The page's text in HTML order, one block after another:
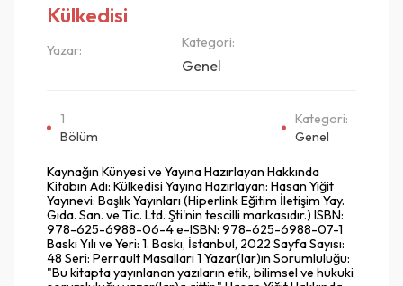
Külkedisi
Yazar: Kategori:
Genel
1
Bölüm
Kategori:
Genel
Kaynağın Künyesi ve Yayına Hazırlayan Hakkında
Kitabın Adı: Külkedisi Yayına Hazırlayan: Hasan Yiğit
Yayınevi: Başlık Yayınları (Hiperlink Eğitim İletişim Yay.
Gıda. San. ve Tic. Ltd. Şti'nin tescilli markasıdır.) ISBN:
978-625-6988-06-4 e-ISBN: 978-625-6988-07-1
Baskı Yılı ve Yeri: 1. Baskı, İstanbul, 2022 Sayfa Sayısı:
48 Seri: Perrault Masalları 1 Yazar(lar)ın Sorumluluğu:
"Bu kitapta yayınlanan yazıların etik, bilimsel ve hukuki